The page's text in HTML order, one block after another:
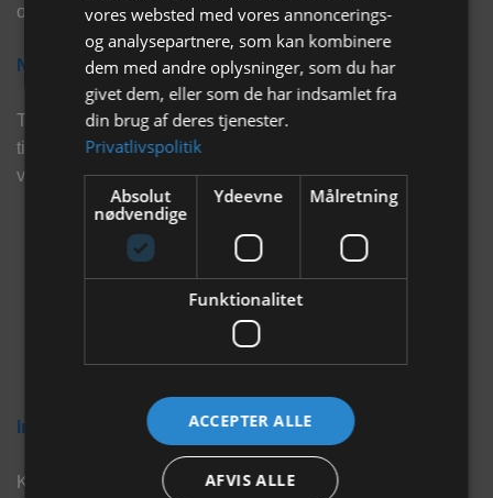
os for hjælp..
Nyhedsbrev
Tilmeld dig vores nyhedsbrev og eksklusive tilbud og få
tilbud på mail før andre gør. Vi vil holde dig opdateret med
vores seneste information, produkter og tilbud.
Information
Kontakt
vores websted med vores annoncerings-
og analysepartnere, som kan kombinere
dem med andre oplysninger, som du har
givet dem, eller som de har indsamlet fra
din brug af deres tjenester.
Privatlivspolitik
Absolut
nødvendige
Ydeevne Målretning
Funktionalitet
ACCEPTER ALLE
AFVIS ALLE